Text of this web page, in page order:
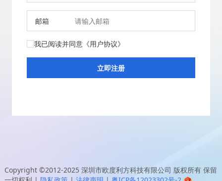
邮箱
我已阅读并同意 《用户协议》
Copyright ©2012-2025 深圳市欧度利方科技有限公司 版权所有 保留